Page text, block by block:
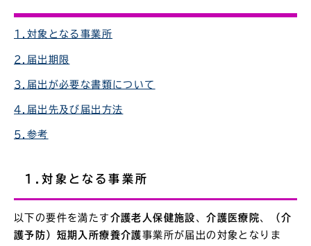
1.対象となる事業所
2.届出期限
3.届出が必要な書類について
4.届出先及び届出方法
5.参考
1.対象となる事業所
以下の要件を満たす 介護老人保健施設 、介護医療院、
（介
護予防）短期入所療養介護事業所が届出の対象となりま